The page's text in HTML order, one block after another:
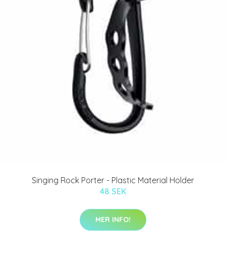
Singing Rock Porter - Plastic Material Holder
48 SEK
MER INFO!